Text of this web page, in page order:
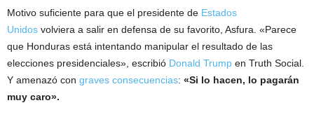
Motivo suficiente para que el presidente de Estados
Unidos volviera a salir en defensa de su favorito, Asfura. «Parece
que Honduras está intentando manipular el resultado de las
elecciones presidenciales», escribió Donald Trump en Truth Social.
Y amenazó con graves consecuencias: «Si lo hacen, lo pagarán
muy caro».